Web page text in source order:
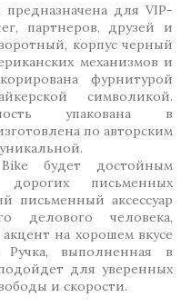
для VIP-
партнеров, друзей и
корпус черный
механизмов и
фурнитурой
символикой.
упакована в
по авторским
будет достойным
письменных
письменный аксессуар
делового человека,
на хорошем вкусе
выполненная в
для уверенных
и скорости.